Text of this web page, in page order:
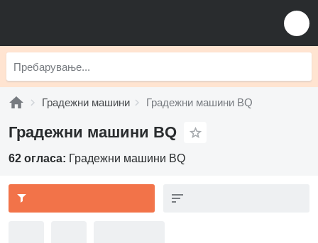
Градежни машини Градежни машини BQ
Градежни машини BQ
62 огласа: Градежни машини BQ